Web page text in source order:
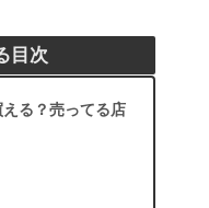
目次
る？売ってる店